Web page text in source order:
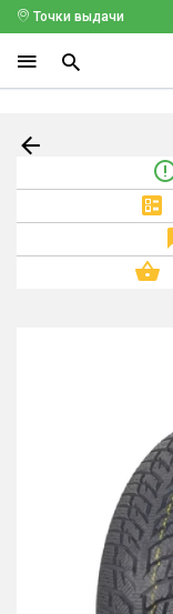
Точки выдачи